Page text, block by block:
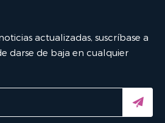
actualizadas, suscríbase a
darse de baja en cualquier